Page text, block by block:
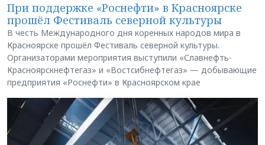
При поддержке «Роснефти» в Красноярске
прошёл Фестиваль северной культуры
В честь Международного дня коренных народов мира в
Красноярске прошёл Фестиваль северной культуры.
Организаторами мероприятия выступили «Славнефть-
Красноярскнефтегаз» и «Востсибнефтегаз» — добывающие
предприятия «Роснефти» в Красноярском крае